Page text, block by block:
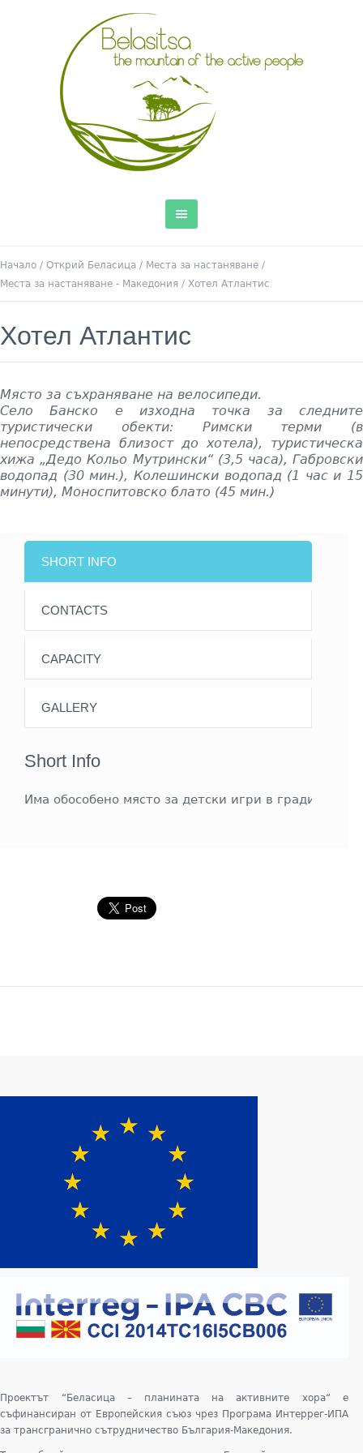
Начало / Открий Беласица / Места за настаняване /
Места за настаняване - Македония / Хотел Атлантис
Хотел Атлантис
Място за съхраняване на велосипеди.
Село Банско е изходна точка за следните
туристически обекти: Римски терми (в
непосредствена близост до хотела), туристическа
хижа „Дедо Кольо Мутрински“ (3,5 часа), Габровски
водопад (30 мин.), Колешински водопад (1 час и 15
минути), Моноспитовско блато (45 мин.)
SHORT INFO
CONTACTS
CAPACITY
GALLERY
Short Info
Проектът “Беласица – планината на активните хора“ е
съфинансиран от Европейския съюз чрез Програма Интеррег-ИПА
за трансгранично сътрудничество България-Македония.